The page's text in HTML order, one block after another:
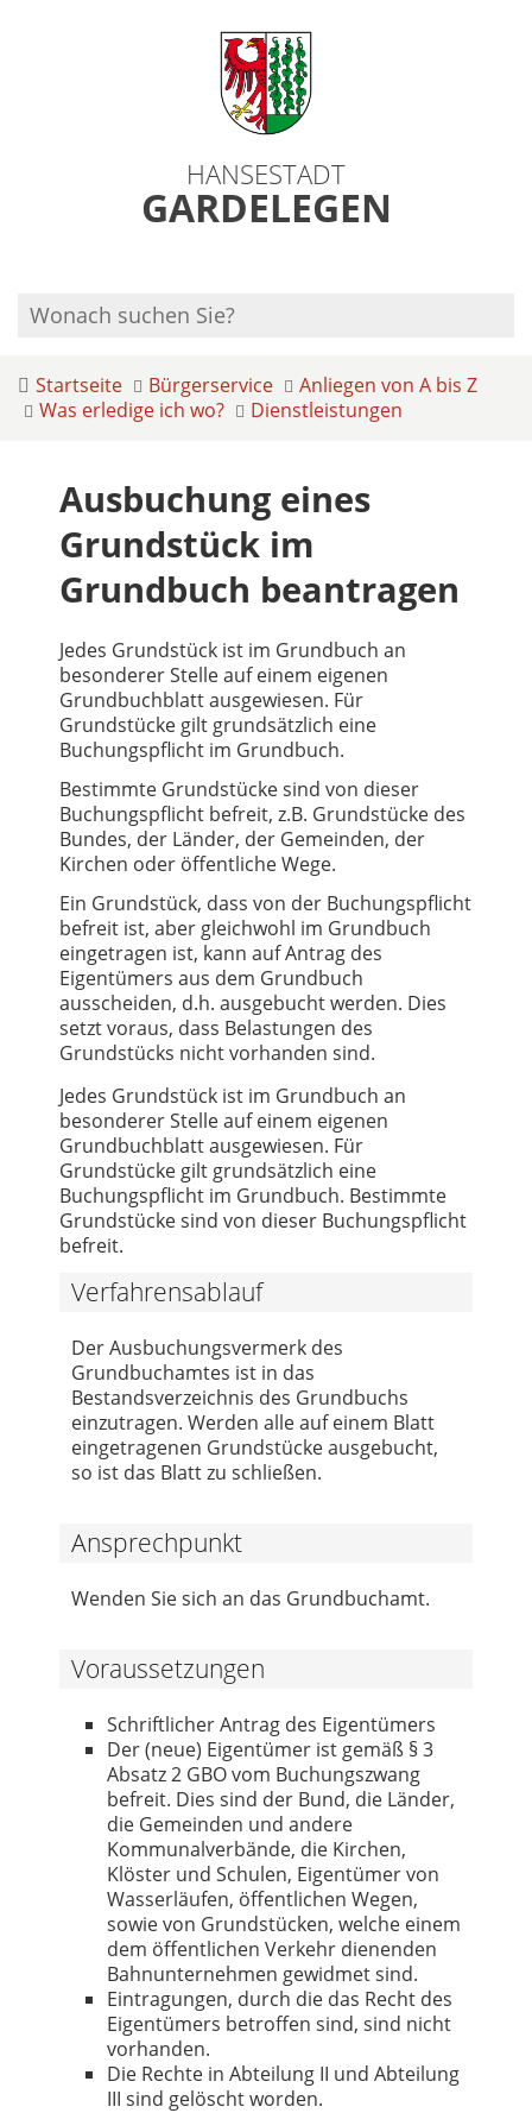
HANSESTADT
GARDELEGEN
Startseite Bürgerservice
Anliegen von A bis Z
Was erledige ich wo?
Dienstleistungen
Ausbuchung eines
Grundstück im
Grundbuch beantragen
Jedes Grundstück ist im Grundbuch an
besonderer Stelle auf einem eigenen
Grundbuchblatt ausgewiesen. Für
Grundstücke gilt grundsätzlich eine
Buchungspflicht im Grundbuch.
Bestimmte Grundstücke sind von dieser
Buchungspflicht befreit, z.B. Grundstücke des
Bundes, der Länder, der Gemeinden, der
Kirchen oder öffentliche Wege.
Ein Grundstück, dass von der Buchungspflicht
befreit ist, aber gleichwohl im Grundbuch
eingetragen ist, kann auf Antrag des
Eigentümers aus dem Grundbuch
ausscheiden, d.h. ausgebucht werden. Dies
setzt voraus, dass Belastungen des
Grundstücks nicht vorhanden sind.
Jedes Grundstück ist im Grundbuch an
besonderer Stelle auf einem eigenen
Grundbuchblatt ausgewiesen. Für
Grundstücke gilt grundsätzlich eine
Buchungspflicht im Grundbuch. Bestimmte
Grundstücke sind von dieser Buchungspflicht
befreit.
Verfahrensablauf
Der Ausbuchungsvermerk des
Grundbuchamtes ist in das
Bestandsverzeichnis des Grundbuchs
einzutragen. Werden alle auf einem Blatt
eingetragenen Grundstücke ausgebucht,
so ist das Blatt zu schließen.
Ansprechpunkt
Wenden Sie sich an das Grundbuchamt.
Voraussetzungen
Schriftlicher Antrag des Eigentümers
Der (neue) Eigentümer ist gemäß § 3
Absatz 2 GBO vom Buchungszwang
befreit. Dies sind der Bund, die Länder,
die Gemeinden und andere
Kommunalverbände, die Kirchen,
Klöster und Schulen, Eigentümer von
Wasserläufen, öffentlichen Wegen,
sowie von Grundstücken, welche einem
dem öffentlichen Verkehr dienenden
Bahnunternehmen gewidmet sind.
Eintragungen, durch die das Recht des
Eigentümers betroffen sind, sind nicht
vorhanden.
Die Rechte in Abteilung II und Abteilung
III sind gelöscht worden.